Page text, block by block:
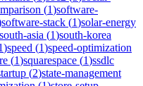
(1)software-
software-stack (1)solar-energy
south-asia (1)south-korea
)speed (1)speed-optimization
(1)squarespace (1)ssdlc
(2)state-management